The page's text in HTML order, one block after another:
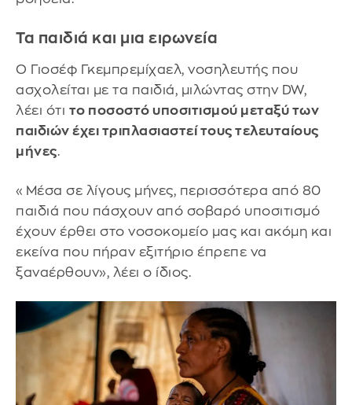
Τα παιδιά και μια ειρωνεία
Ο Γιοσέφ Γκεμπρεμίχαελ, νοσηλευτής που
ασχολείται με τα παιδιά, μιλώντας στην DW,
λέει ότι το ποσοστό υποσιτισμού μεταξύ των
παιδιών έχει τριπλασιαστεί τους τελευταίους
μήνες.
«Μέσα σε λίγους μήνες, περισσότερα από 80
παιδιά που πάσχουν από σοβαρό υποσιτισμό
έχουν έρθει στο νοσοκομείο μας και ακόμη και
εκείνα που πήραν εξιτήριο έπρεπε να
ξαναέρθουν», λέει ο ίδιος.